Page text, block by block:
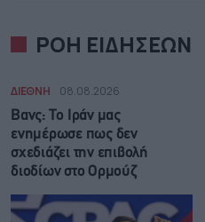
ΡΟΗ ΕΙΔΗΣΕΩΝ
ΔΙΕΘΝΗ 08.08.2026
Βανς: Το Ιράν μας
ενημέρωσε πως δεν
σχεδιάζει την επιβολή
διοδίων στο Ορμούζ